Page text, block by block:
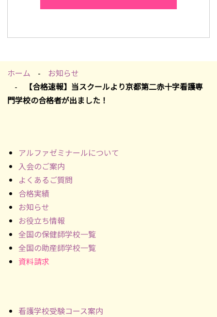
ホーム
お知らせ
【合格速報】当スクールより京都第二赤十字看護専
門学校の合格者が出ました！
アルファゼミナールについて
入会のご案内
よくあるご質問
合格実績
お知らせ
お役立ち情報
全国の保健師学校一覧
全国の助産師学校一覧
資料請求
看護学校受験コース案内